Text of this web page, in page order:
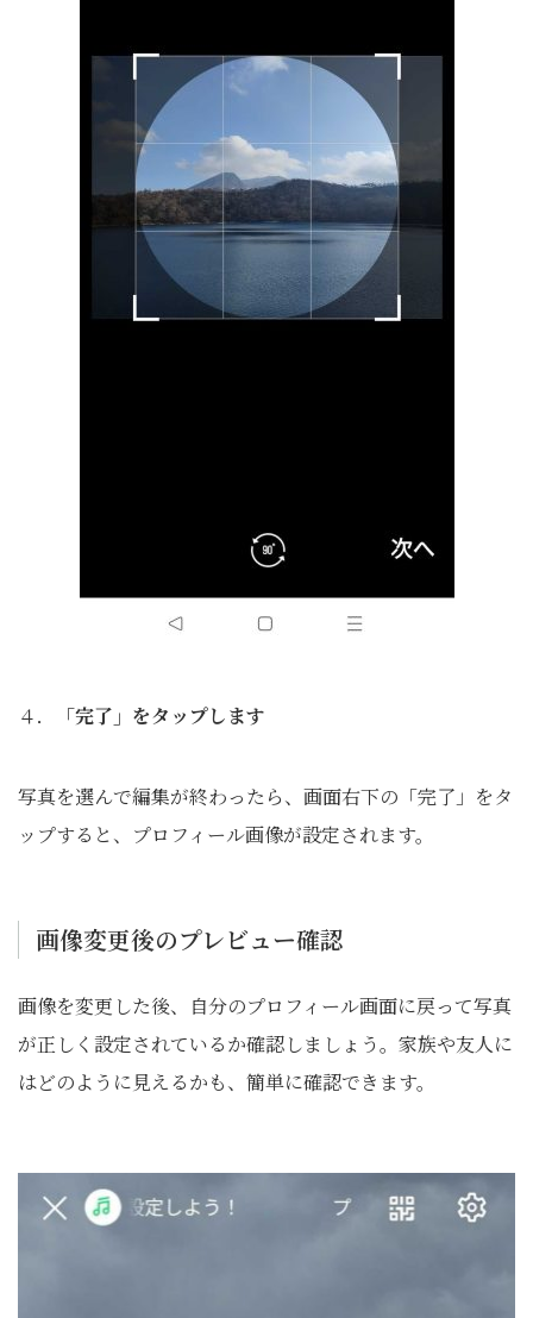
４． 「完了」をタップします
写真を選んで編集が終わったら、画面右下の「完了」をタ
ップすると、プロフィール画像が設定されます。
画像変更後のプレビュー確認
画像を変更した後、自分のプロフィール画面に戻って写真
が正しく設定されているか確認しましょう。家族や友人に
はどのように見えるかも、簡単に確認できます。